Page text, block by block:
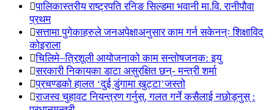
पालिकास्तरीय राष्ट्रपति रनिङ सिल्डमा भवानी मा.वि. रानीपौवा
प्रथम
सत्तामा पुगेकाहरुले जनअपेक्षाअनुसार काम गर्न सकेनन्ः शिक्षाविद्
कोइराला
चिलिमे–त्रिशूली आयोजनाको काम सन्तोषजनक: इयु
सरकारी निकायका डाटा असुरक्षित छन्- मन्त्री शर्मा
प्रचण्डको हालत ‘दुई डुंगामा खुट्टा’जस्तो
राजस्व चुहावट नियन्त्रण गर्नुस्, गलत गर्ने कसैलाई नछोड्नुस् :